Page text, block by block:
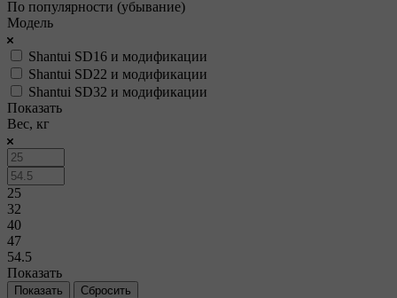
По популярности (убывание)
Модель
Shantui SD16 и модификации
Shantui SD22 и модификации
Shantui SD32 и модификации
Показать
Вес, кг
25
32
40
47
54.5
Показать
Сбросить